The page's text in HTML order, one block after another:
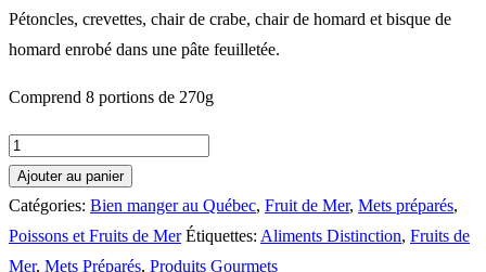
Pétoncles, crevettes, chair de crabe, chair de homard et bisque de
homard enrobé dans une pâte feuilletée.
Comprend 8 portions de 270g
quantité
de
Feuilleté
aux
fruits
Ajouter au panier
Catégories: Bien manger au Québec, Fruit de Mer, Mets préparés,
Poissons et Fruits de Mer Étiquettes: Aliments Distinction, Fruits de
Mer, Mets Préparés, Produits Gourmets